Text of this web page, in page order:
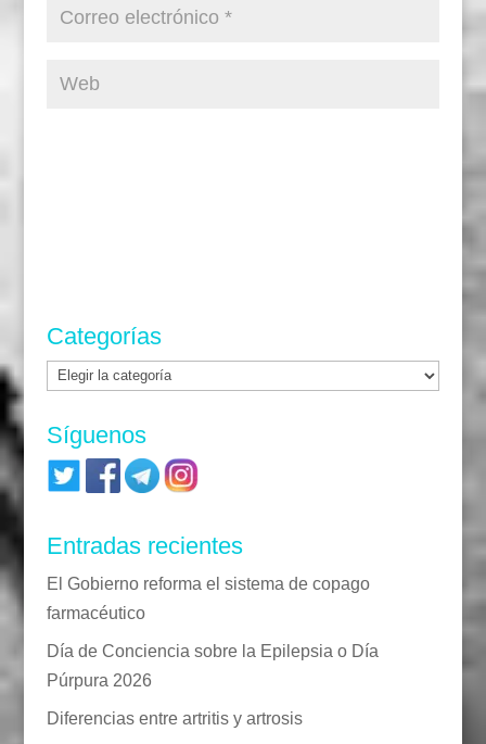
Categorías
Categorías
Síguenos
Entradas recientes
El Gobierno reforma el sistema de copago
farmacéutico
Día de Conciencia sobre la Epilepsia o Día
Púrpura 2026
Diferencias entre artritis y artrosis